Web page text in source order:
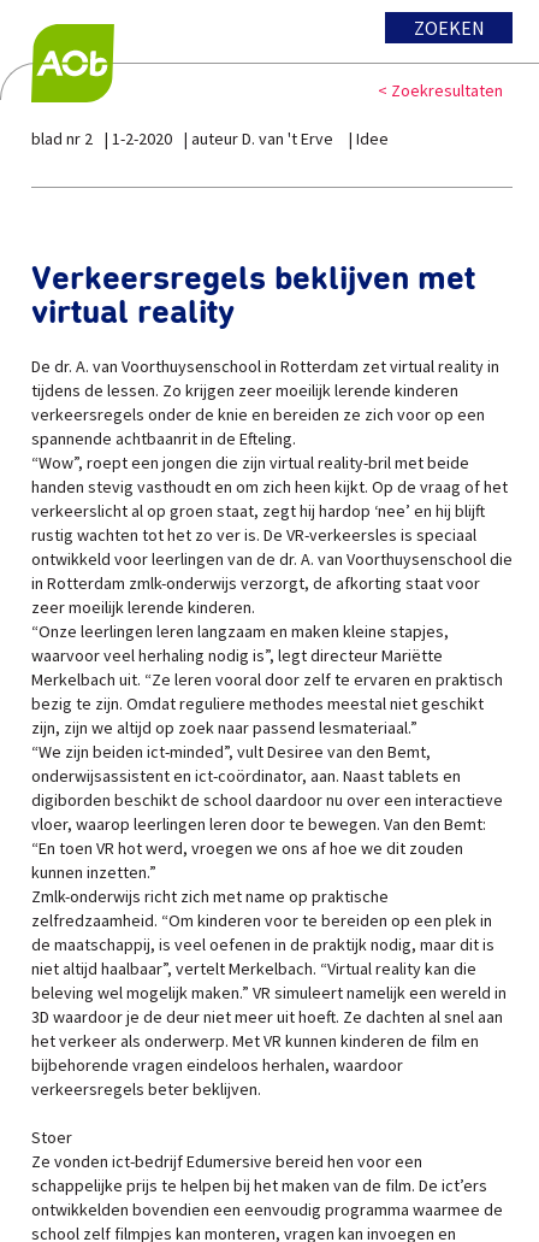
ZOEKEN
< Zoekresultaten
blad nr 2 1-2-2020 auteur D. van 't Erve Idee
Verkeersregels beklijven met
virtual reality
De dr. A. van Voorthuysenschool in Rotterdam zet virtual reality in
tijdens de lessen. Zo krijgen zeer moeilijk lerende kinderen
verkeersregels onder de knie en bereiden ze zich voor op een
spannende achtbaanrit in de Efteling.
“Wow”, roept een jongen die zijn virtual reality-bril met beide
handen stevig vasthoudt en om zich heen kijkt. Op de vraag of het
verkeerslicht al op groen staat, zegt hij hardop ‘nee’ en hij blijft
rustig wachten tot het zo ver is. De VR-verkeersles is speciaal
ontwikkeld voor leerlingen van de dr. A. van Voorthuysenschool die
in Rotterdam zmlk-onderwijs verzorgt, de afkorting staat voor
zeer moeilijk lerende kinderen.
“Onze leerlingen leren langzaam en maken kleine stapjes,
waarvoor veel herhaling nodig is”, legt directeur Mariëtte
Merkelbach uit. “Ze leren vooral door zelf te ervaren en praktisch
bezig te zijn. Omdat reguliere methodes meestal niet geschikt
zijn, zijn we altijd op zoek naar passend lesmateriaal.”
“We zijn beiden ict-minded”, vult Desiree van den Bemt,
onderwijsassistent en ict-coördinator, aan. Naast tablets en
digiborden beschikt de school daardoor nu over een interactieve
vloer, waarop leerlingen leren door te bewegen. Van den Bemt:
“En toen VR hot werd, vroegen we ons af hoe we dit zouden
kunnen inzetten.”
Zmlk-onderwijs richt zich met name op praktische
zelfredzaamheid. “Om kinderen voor te bereiden op een plek in
de maatschappij, is veel oefenen in de praktijk nodig, maar dit is
niet altijd haalbaar”, vertelt Merkelbach. “Virtual reality kan die
beleving wel mogelijk maken.” VR simuleert namelijk een wereld in
3D waardoor je de deur niet meer uit hoeft. Ze dachten al snel aan
het verkeer als onderwerp. Met VR kunnen kinderen de film en
bijbehorende vragen eindeloos herhalen, waardoor
verkeersregels beter beklijven.
Stoer
Ze vonden ict-bedrijf Edumersive bereid hen voor een
schappelijke prijs te helpen bij het maken van de film. De ict’ers
ontwikkelden bovendien een eenvoudig programma waarmee de
school zelf filmpjes kan monteren, vragen kan invoegen en